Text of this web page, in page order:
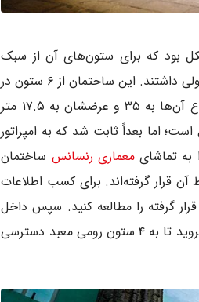
بود که برای ستون‌های آن از سبک
«کرینتی» (Corinthian) استفاده شده که بدنه‌ای باریک و شیارهای طولی داشتند. این ساختمان از ۶ ستون در
روبه‌رو و ۱۱ ستون دیگر در قسمت‌های کناری تشکیل می‌شد که ارتفاع آن‌ها به ۳۵ و عرضشان به ۱۷.۵ متر
اما بعداً ثابت شد که به امپراتور
به تماشایمعماری رنسانس ساختمان
قرار گرفته‌اند. برای کسب اطلاعات
گرفته را مطالعه کنید. سپس داخل
شوید و راهتان را به سمت راست ادامه دهید و از چندین پله پایین بروید تا به ۴ ستون رومی معبد دسترسی